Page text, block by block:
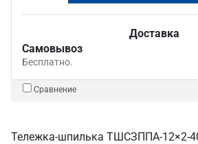
Доставка
Самовывоз
Бесплатно.
Сравнение
Тележка-шпилька ТШСЗППА-12×2-